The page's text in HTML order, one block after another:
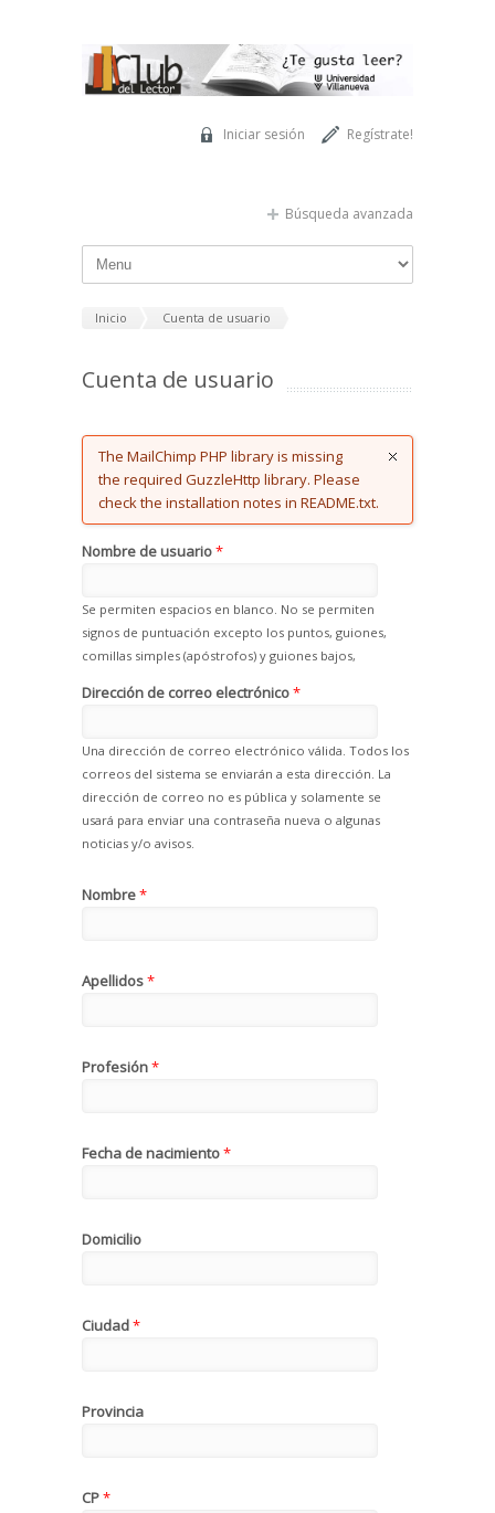
Regístrate!
Iniciar sesión
Búsqueda avanzada
Inicio Cuenta de usuario
Cuenta de usuario
Error message
The MailChimp PHP library is missing
the required GuzzleHttp library. Please
check the installation notes in README.txt.
Nombre de usuario*
Se permiten espacios en blanco. No se permiten
signos de puntuación excepto los puntos, guiones,
comillas simples (apóstrofos) y guiones bajos,
Dirección de correo electrónico*
Una dirección de correo electrónico válida. Todos los
correos del sistema se enviarán a esta dirección. La
dirección de correo no es pública y solamente se
usará para enviar una contraseña nueva o algunas
noticias y/o avisos.
Nombre*
Apellidos*
Profesión*
Fecha de nacimiento*
Domicilio
Ciudad*
Provincia
CP*